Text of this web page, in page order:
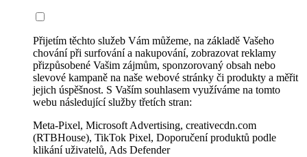
Přijetím těchto služeb Vám můžeme, na základě Vašeho
chování při surfování a nakupování, zobrazovat reklamy
přizpůsobené Vašim zájmům, sponzorovaný obsah nebo
slevové kampaně na naše webové stránky či produkty a měřit
jejich úspěšnost. S Vaším souhlasem využíváme na tomto
webu následující služby třetích stran:
Meta-Pixel, Microsoft Advertising, creativecdn.com
(RTBHouse), TikTok Pixel, Doporučení produktů podle
klikání uživatelů, Ads Defender